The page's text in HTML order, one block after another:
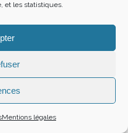
et les statistiques.
Mentions légales
supervise